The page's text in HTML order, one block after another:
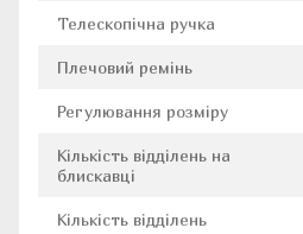
Телескопічна ручка
Плечовий ремінь
Регулювання розміру
Кількість відділень на
блискавці
Кількість відділень